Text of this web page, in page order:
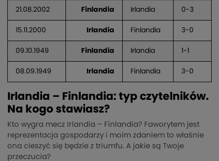
21.08.2002 Finlandia Irlandia 0-3
15.11.2000 Irlandia Finlandia 3-0
09.10.1949 Finlandia Irlandia 1-1
08.09.1949 Irlandia Finlandia 3-0
Irlandia – Finlandia: typ czytelników.
Na kogo stawiasz?
Kto wygra mecz Irlandia – Finlandia? Faworytem jest
reprezentacja gospodarzy i moim zdaniem to właśnie
ona cieszyć się będzie z triumfu. A jakie są Twoje
przeczucia?